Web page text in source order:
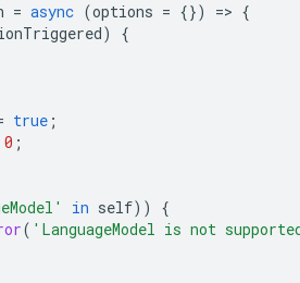
= async (options = {}) => {
)
{
true ;
0 ;
in self))
{
( 'LanguageModel is not